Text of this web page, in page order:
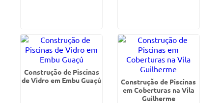
Construção de Piscinas
de Vidro em Embu Guaçú
Construção de Piscinas
em Coberturas na Vila
Guilherme